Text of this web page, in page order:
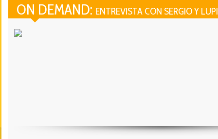
ON DEMAND: ENTREVISTA CON SERGIO Y